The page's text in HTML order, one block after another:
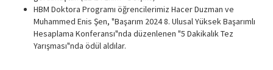
HBM Doktora Programı öğrencilerimiz Hacer Duzman ve
Muhammed Enis Şen, "Başarım 2024 8. Ulusal Yüksek Başarımlı
Hesaplama Konferansı"nda düzenlenen "5 Dakikalık Tez
Yarışması"nda ödül aldılar.